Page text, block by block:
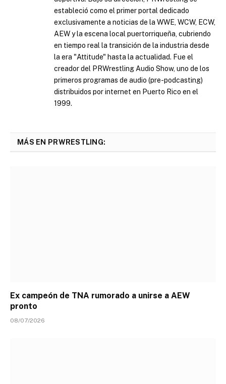
estableció como el primer portal dedicado
exclusivamente a noticias de la WWE, WCW, ECW,
AEW y la escena local puertorriqueña, cubriendo
en tiempo real la transición de la industria desde
la era "Attitude" hasta la actualidad. Fue el
creador del PRWrestling Audio Show, uno de los
primeros programas de audio (pre-podcasting)
distribuidos por internet en Puerto Rico en el
1999.
MÁS EN PRWRESTLING:
Ex campeón de TNA rumorado a unirse a AEW
pronto
08/07/2026